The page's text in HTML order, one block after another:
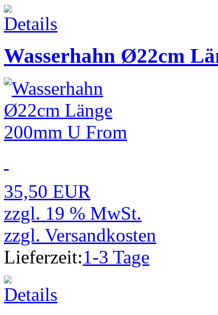
Wasserhahn Ø22cm
35,50 EUR
zzgl. 19 % MwSt.
zzgl. Versandkosten
Lieferzeit:1-3 Tage